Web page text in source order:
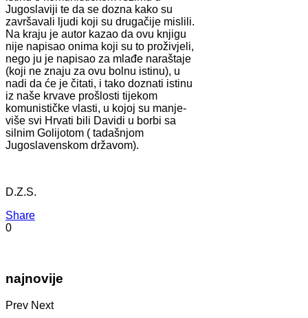
Jugoslaviji te da se dozna kako su
završavali ljudi koji su drugačije mislili.
Na kraju je autor kazao da ovu knjigu
nije napisao onima koji su to proživjeli,
nego ju je napisao za mlađe naraštaje
(koji ne znaju za ovu bolnu istinu), u
nadi da će je čitati, i tako doznati istinu
iz naše krvave prošlosti tijekom
komunističke vlasti, u kojoj su manje-
više svi Hrvati bili Davidi u borbi sa
silnim Golijotom ( tadašnjom
Jugoslavenskom državom).
D.Z.S.
Share
0
najnovije
Prev Next